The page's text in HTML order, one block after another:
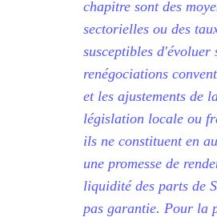
chapitre sont des
sectorielles ou des
susceptibles d'évoluer
renégociations
et les ajustements de
législation locale ou
ils ne constituent en
une promesse de
liquidité des parts de
pas garantie. Pour la